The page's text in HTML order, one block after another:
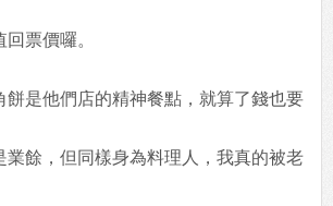
票價囉。
餅是他們店的精神餐點，就算了錢也要
業餘，但同樣身為料理人，我真的被老